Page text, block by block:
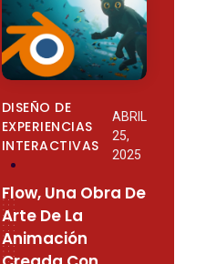
ABRIL
25,
2025
DISEÑO DE
EXPERIENCIAS
INTERACTIVAS
Flow, Una Obra De
Arte De La
Animación